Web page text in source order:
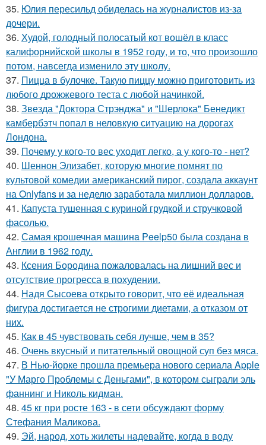
35. Юлия пересильд обиделась на журналистов из-за
дочери.
36. Худой, голодный полосатый кот вошёл в класс
калифорнийской школы в 1952 году, и то, что произошло
потом, навсегда изменило эту школу.
37. Пицца в булочке. Такую пиццу можно приготовить из
любого дрожжевого теста с любой начинкой.
38. Звезда "Доктора Стрэнджа" и "Шерлока" Бенедикт
камбербэтч попал в неловкую ситуацию на дорогах
Лондона.
39. Почему у кого-то вес уходит легко, а у кого-то - нет?
40. Шеннон Элизабет, которую многие помнят по
культовой комедии американский пирог, создала аккаунт
на Onlyfans и за неделю заработала миллион долларов.
41. Капуста тушенная с куриной грудкой и стручковой
фасолью.
42. Самая крошечная машинa Peelp50 была созданa в
Англии в 1962 году.
43. Ксения Бородина пожаловалась на лишний вес и
отсутствие прогресса в похудении.
44. Надя Сысоева открыто говорит, что её идеальная
фигура достигается не строгими диетами, а отказом от
них.
45. Как в 45 чувствовать себя лучше, чем в 35?
46. Очень вкусный и питательный овощной суп без мяса.
47. В Нью-йорке прошла премьера нового сериала Apple
"У Марго Проблемы с Деньгами", в котором сыграли эль
фаннинг и Николь кидман.
48. 45 кг при росте 163 - в сети обсуждают форму
Стефания Маликова.
49. Эй, народ, хоть жилеты надевайте, когда в воду